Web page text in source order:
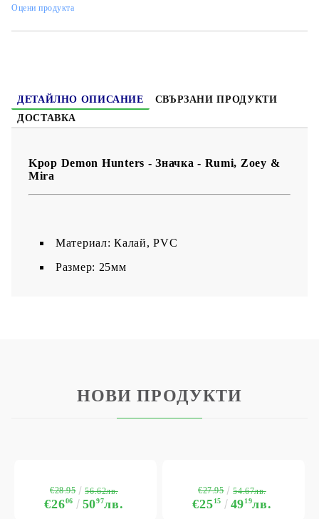
Оцени продукта
ДЕТАЙЛНО ОПИСАНИЕ
СВЪРЗАНИ ПРОДУКТИ
ДОСТАВКА
Kpop Demon Hunters - Значка - Rumi, Zoey &
Mira
Материал: Калай, PVC
​Размер: 25мм
НОВИ ПРОДУКТИ
€2606 5097лв.
€28.95 56.62лв.
€2515 4919лв.
€27.95 54.67лв.